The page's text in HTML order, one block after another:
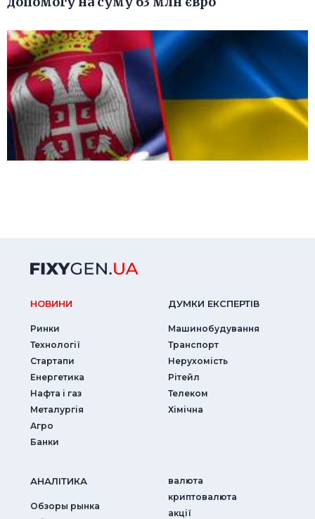
НОВИНИ
Ринки
Технології
Стартапи
Енергетика
Нафта і газ
Металургія
Агро
Банки
ДУМКИ ЕКСПЕРТIВ
Машинобудування
Транспорт
Нерухомість
Рітейл
Телеком
Хімічна
АНАЛIТИКА
Обзоры рынка
валюта
криптовалюта
акції